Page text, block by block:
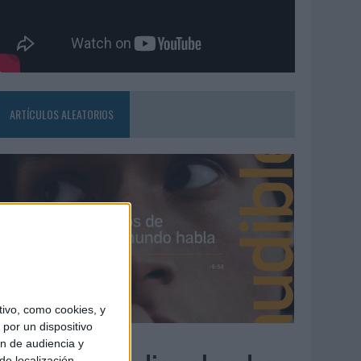
como cookies, y
un dispositivo
de audiencia y
ARTÍCULOS ALEATORIOS
08/2026